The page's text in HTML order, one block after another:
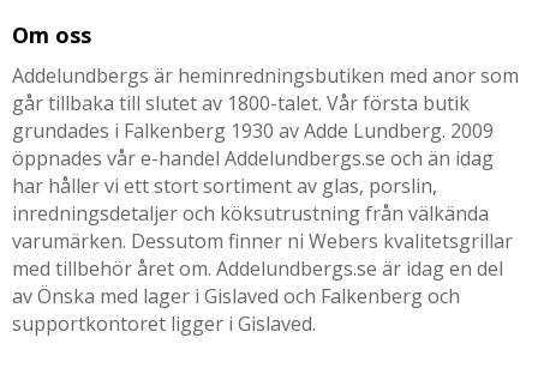
Om oss
Addelundbergs är heminredningsbutiken med anor som
går tillbaka till slutet av 1800-talet. Vår första butik
grundades i Falkenberg 1930 av Adde Lundberg. 2009
öppnades vår e-handel Addelundbergs.se och än idag
har håller vi ett stort sortiment av glas, porslin,
inredningsdetaljer och köksutrustning från välkända
varumärken. Dessutom finner ni Webers kvalitetsgrillar
med tillbehör året om. Addelundbergs.se är idag en del
av Önska med lager i Gislaved och Falkenberg och
supportkontoret ligger i Gislaved.